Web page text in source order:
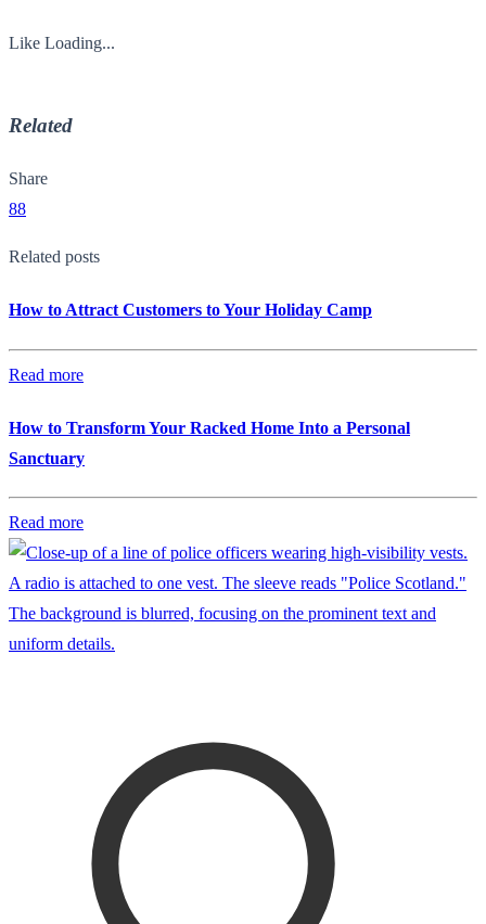
Like Loading...
Related
Share
88
Related posts
How to Attract Customers to Your Holiday Camp
Read more
How to Transform Your Racked Home Into a Personal
Sanctuary
Read more